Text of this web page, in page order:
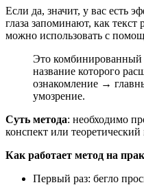
Если да, значит, у вас есть
глаза запоминают, как
можно использовать с
Это комбинированный
название которого
ознакомление →
умозрение.
Суть метода: необходимо
конспект или
Как работает метод на
Первый раз: бегло